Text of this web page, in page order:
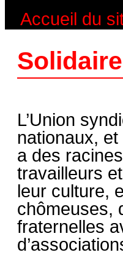
Accueil du
L’Union
nationaux,
a des
travailleurs
leur culture,
chômeuses,
fraternelles